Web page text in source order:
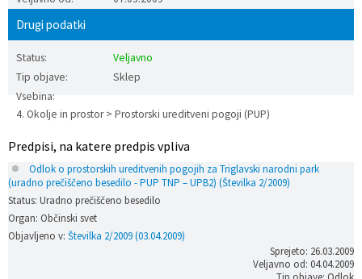
Drugi podatki
Status:
Veljavno
Tip objave:
Sklep
Vsebina:
4. Okolje in prostor > Prostorski ureditveni pogoji (PUP)
Predpisi, na katere predpis vpliva
Odlok o prostorskih ureditvenih pogojih za Triglavski narodni park
(uradno prečiščeno besedilo - PUP TNP – UPB2) (Številka 2/2009)
Status: Uradno prečiščeno besedilo
Organ: Občinski svet
Objavljeno v: Številka 2/2009 (03.04.2009)
Sprejeto: 26.03.2009
Veljavno od: 04.04.2009
Prostorski dokumenti
Proračunski dokumenti
Občinski predpisi
Skupna občinska uprava
Civilna zaščita in požarna varnost
Kontakt
Pogosta vprašanja
Lokacije defibrilatorjev
Merilniki hitrosti
Števec kolesarjev
Hišna in ledinska imena